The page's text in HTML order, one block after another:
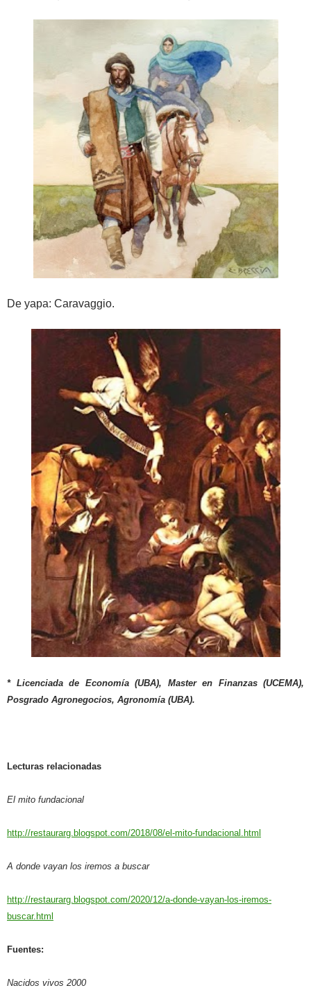
De yapa: Caravaggio.
* Licenciada de Economía (UBA), Master en Finanzas (UCEMA),
Posgrado Agronegocios, Agronomía (UBA).
Lecturas relacionadas
El mito fundacional
http://restaurarg.blogspot.com/2018/08/el-mito-fundacional.html
A donde vayan los iremos a buscar
http://restaurarg.blogspot.com/2020/12/a-donde-vayan-los-iremos-
buscar.html
Fuentes:
Nacidos vivos 2000